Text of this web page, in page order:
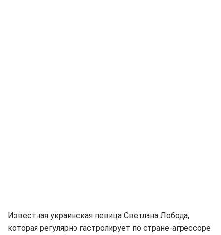
Известная украинская певица Светлана Лобода,
которая регулярно гастролирует по стране-агрессоре